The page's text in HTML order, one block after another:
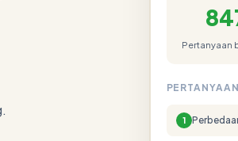
Pertanyaan
1